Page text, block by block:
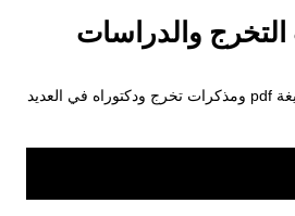
والدراسات
تحميل رسائل ماجستير بصيغة pdf ومذكرات تخرج ودكتوراه في العديد